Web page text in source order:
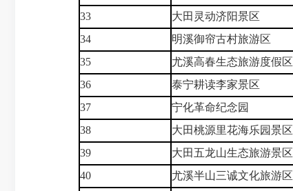
33
大田灵动济阳景区
34
明溪御帘古村旅游区
35
尤溪高春生态旅游度假区
36
泰宁耕读李家景区
37
宁化革命纪念园
38
大田桃源里花海乐园景区
39
大田五龙山生态旅游景区
40
尤溪半山三诚文化旅游区